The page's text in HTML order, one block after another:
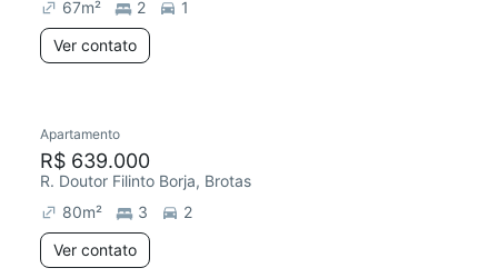
67m² 2
1
Ver contato
Apartamento
R$ 639.000
R. Doutor Filinto Borja, Brotas
80m² 3
2
Ver contato